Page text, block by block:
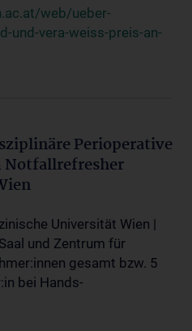
web/ueber-
vera-weiss-preis-an-
Perioperative
Notfallrefresher
Universität Wien |
und Zentrum für
gesamt bzw. 5
bei Hands-